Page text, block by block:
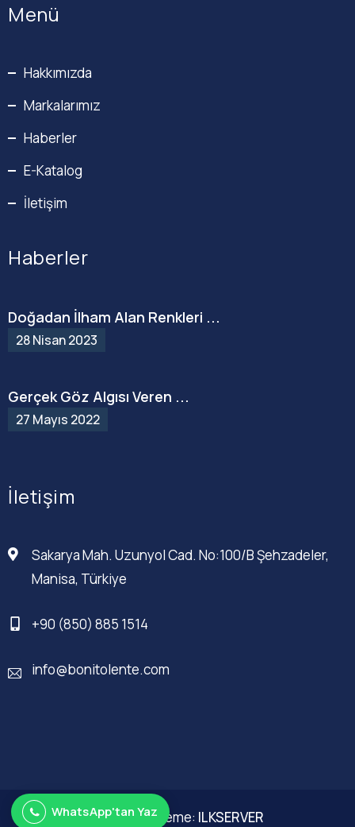
Menü
Hakkımızda
Markalarımız
Haberler
E-Katalog
İletişim
Haberler
Doğadan İlham Alan Renkleri ...
28 Nisan 2023
Gerçek Göz Algısı Veren ...
27 Mayıs 2022
İletişim
Sakarya Mah. Uzunyol Cad. No:100/B Şehzadeler,
Manisa, Türkiye
+90 (850) 885 1514
info@bonitolente.com
Web Düzenleme: ILKSERVER
WhatsApp'tan Yaz